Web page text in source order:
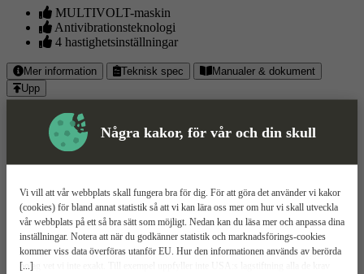
Några kakor, för vår och din skull
[...]
Vi vill att vår webbplats skall fungera bra för dig. För att göra det använder vi kakor
(cookies) för bland annat statistik så att vi kan lära oss mer om hur vi skall utveckla
vår webbplats på ett så bra sätt som möjligt. Nedan kan du läsa mer och anpassa dina
inställningar. Notera att när du godkänner statistik och marknadsförings-cookies
kommer viss data överföras utanför EU. Hur den informationen används av berörda
bolag vet vi inte exakt. Till exempel uppfyller inte USA:s lagstiftning alla de krav
MULTIVOLT-maskin
Antivibrationsteknologi
4 hastighetsinställningar
Relaterade
Produkter
Mer information Teknisk spec
Manualer & dokument
Upp
Mer Information
Tigersåg från HiKOKI på 36V med 300 mm kapacitet i trä, 32
mm slaglängd, 2500 slag/minuten och snabbfäste för bladbyten.
CR36DA är en batteridriven tigersåg från HiKOKI på 36V med 300
mm kapacitet i trä, 32 mm slaglängd, 2500 slag/minuten och
snabbfäste för bladbyten. Passar MULTIVOLT-batterier.